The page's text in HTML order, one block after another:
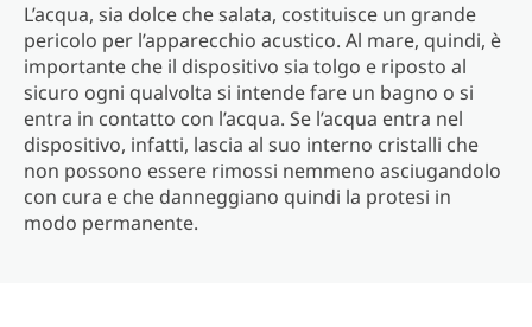
L’acqua, sia dolce che salata, costituisce un grande
pericolo per l’apparecchio acustico. Al mare, quindi, è
importante che il dispositivo sia tolgo e riposto al
sicuro ogni qualvolta si intende fare un bagno o si
entra in contatto con l’acqua. Se l’acqua entra nel
dispositivo, infatti, lascia al suo interno cristalli che
non possono essere rimossi nemmeno asciugandolo
con cura e che danneggiano quindi la protesi in
modo permanente.